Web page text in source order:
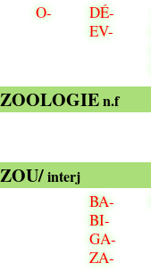
O-
DÉ-
EV-
ZOOLOGIEn.f
ZOU/interj
BA-
BI-
GA-
ZA-